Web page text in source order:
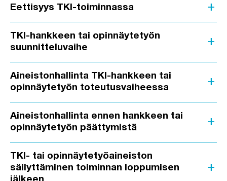
Eettisyys TKI-toiminnassa add
TKI-hankkeen tai opinnäytetyön
suunnitteluvaihe
add
Aineistonhallinta TKI-hankkeen tai
opinnäytetyön toteutusvaiheessa
add
Aineistonhallinta ennen hankkeen tai
opinnäytetyön päättymistä
add
TKI- tai opinnäytetyöaineiston
säilyttäminen toiminnan loppumisen
add